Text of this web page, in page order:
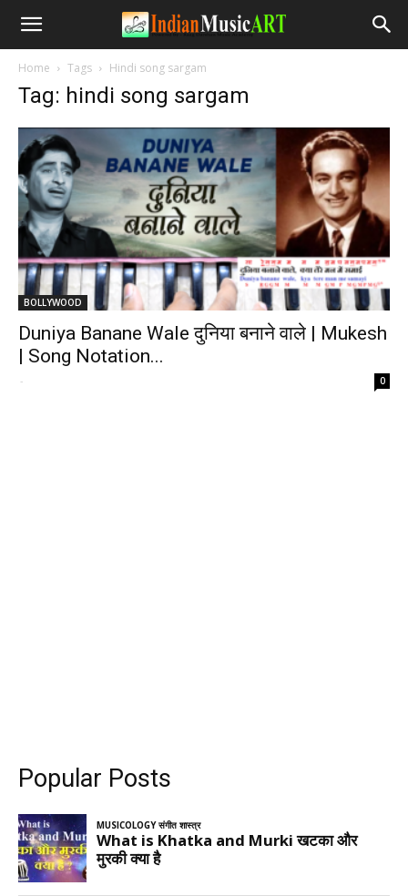
Home Tags Hindi song sargam
Tag: hindi song sargam
BOLLYWOOD
Duniya Banane Wale दुनिया बनाने वाले | Mukesh
| Song Notation...
- 0
Popular Posts